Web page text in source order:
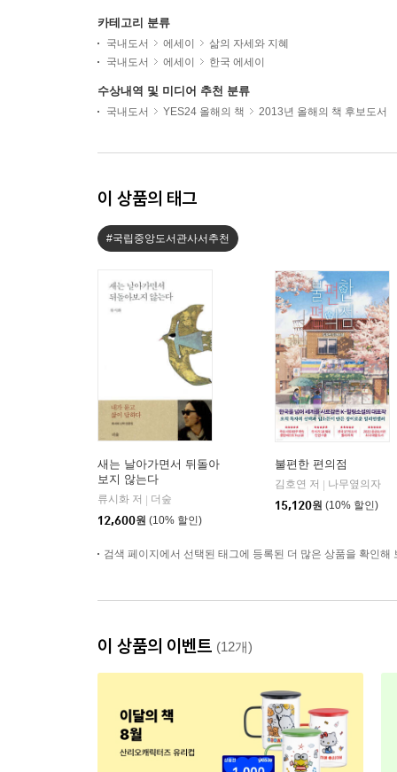
카테고리 분류
국내도서 에세이
삶의 자세와 지혜
국내도서
에세이 한국 에세이
수상내역 및 미디어 추천 분류
국내도서 YES24 올해의 책 2013년 올해의 책 후보도서
이 상품의 태그
#국립중앙도서관사서추천
새는 날아가면서 뒤돌아
보지 않는다
류시화 저
더숲
12,600원 (10% 할인)
불편한 편의점
김호연 저
나무옆의자
15,120원 (10% 할인)
검색 페이지에서 선택된 태그에 등록된 더 많은 상품을 확인해
이 상품의 이벤트 (12개)